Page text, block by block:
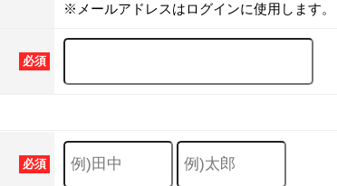
※メールアドレスはログインに使用します。
必須
必須